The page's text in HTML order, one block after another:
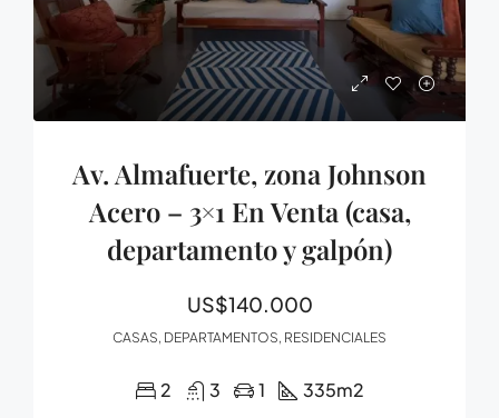
Av. Almafuerte, zona Johnson
Acero – 3×1 En Venta (casa,
departamento y galpón)
US$140.000
CASAS, DEPARTAMENTOS, RESIDENCIALES
2 3 1 335m2